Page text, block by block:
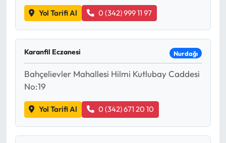
Yol Tarifi Al 0 (342) 999 11 97
Karanfil Eczanesi Nurdağı
Bahçelievler Mahallesi Hilmi Kutlubay Caddesi
No:19
Yol Tarifi Al 0 (342) 671 20 10